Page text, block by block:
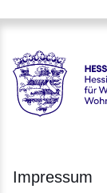
Hessen -
Impressum